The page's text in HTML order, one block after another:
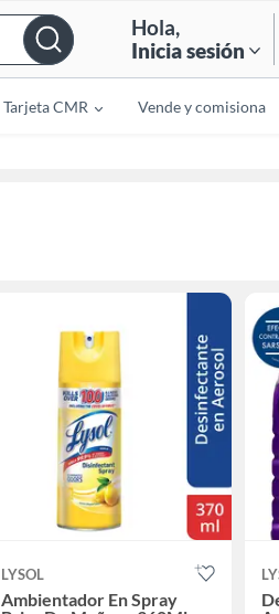
Hola,
Inicia sesión
Tarjeta CMR Vende y comisiona
LYSOL
Ambientador En Spray